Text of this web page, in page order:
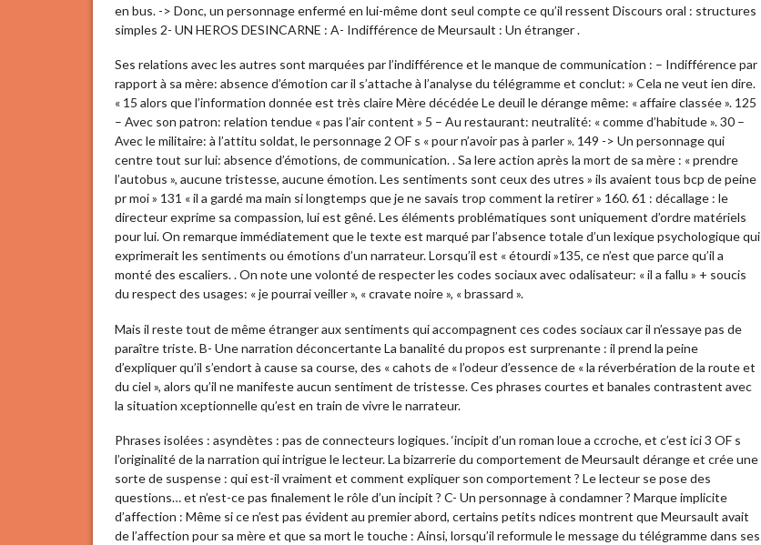
en bus. -> Donc, un personnage enfermé en lui-même dont seul compte ce qu’il ressent Discours oral : structures
simples 2- UN HEROS DESINCARNE : A- Indifférence de Meursault : Un étranger .
Ses relations avec les autres sont marquées par l’indifférence et le manque de communication : – Indifférence par
rapport à sa mère: absence d’émotion car il s’attache à l’analyse du télégramme et conclut: » Cela ne veut ien dire.
« 15 alors que l’information donnée est très claire Mère décédée Le deuil le dérange même: « affaire classée ». 125
– Avec son patron: relation tendue « pas l’air content » 5 – Au restaurant: neutralité: « comme d’habitude ». 30 –
Avec le militaire: à l’attitu soldat, le personnage 2 OF s « pour n’avoir pas à parler ». 149 -> Un personnage qui
centre tout sur lui: absence d’émotions, de communication. . Sa lere action après la mort de sa mère : « prendre
l’autobus », aucune tristesse, aucune émotion. Les sentiments sont ceux des utres » ils avaient tous bcp de peine
pr moi » 131 « il a gardé ma main si longtemps que je ne savais trop comment la retirer » 160. 61 : décallage : le
directeur exprime sa compassion, lui est gêné. Les éléments problématiques sont uniquement d’ordre matériels
pour lui. On remarque immédiatement que le texte est marqué par l’absence totale d’un lexique psychologique qui
exprimerait les sentiments ou émotions d’un narrateur. Lorsqu’il est « étourdi »135, ce n’est que parce qu’il a
monté des escaliers. . On note une volonté de respecter les codes sociaux avec odalisateur: « il a fallu » + soucis
du respect des usages: « je pourrai veiller », « cravate noire », « brassard ».
Mais il reste tout de même étranger aux sentiments qui accompagnent ces codes sociaux car il n’essaye pas de
paraître triste. B- Une narration déconcertante La banalité du propos est surprenante : il prend la peine
d’expliquer qu’il s’endort à cause sa course, des « cahots de « l’odeur d’essence de « la réverbération de la route et
du ciel », alors qu’il ne manifeste aucun sentiment de tristesse. Ces phrases courtes et banales contrastent avec
la situation xceptionnelle qu’est en train de vivre le narrateur.
Phrases isolées : asyndètes : pas de connecteurs logiques. ‘incipit d’un roman loue a ccroche, et c’est ici 3 OF s
l’originalité de la narration qui intrigue le lecteur. La bizarrerie du comportement de Meursault dérange et crée une
sorte de suspense : qui est-il vraiment et comment expliquer son comportement ? Le lecteur se pose des
questions… et n’est-ce pas finalement le rôle d’un incipit ? C- Un personnage à condamner ? Marque implicite
d’affection : Même si ce n’est pas évident au premier abord, certains petits ndices montrent que Meursault avait
de l’affection pour sa mère et que sa mort le touche : Ainsi, lorsqu’il reformule le message du télégramme dans ses